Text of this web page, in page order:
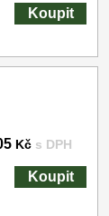
Koupit
Kč s DPH
Koupit